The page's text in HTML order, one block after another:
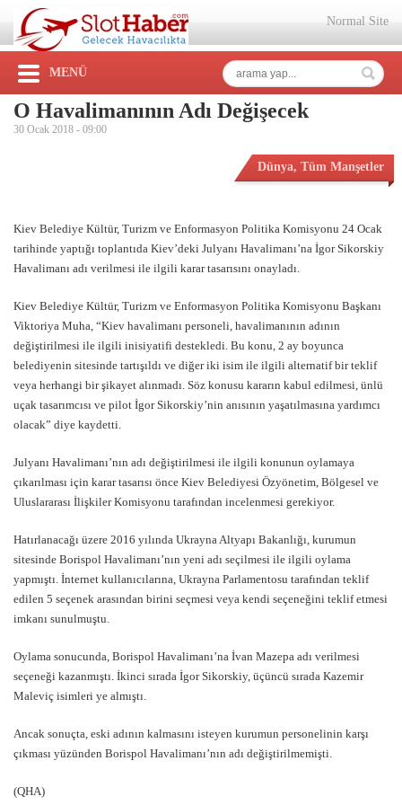
Normal Site
MENÜ
O Havalimanının Adı Değişecek
30 Ocak 2018 - 09:00
Dünya, Tüm Manşetler
Kiev Belediye Kültür, Turizm ve Enformasyon Politika Komisyonu 24 Ocak
tarihinde yaptığı toplantıda Kiev’deki Julyanı Havalimanı’na İgor Sikorskiy
Havalimanı adı verilmesi ile ilgili karar tasarısını onayladı.
Kiev Belediye Kültür, Turizm ve Enformasyon Politika Komisyonu Başkanı
Viktoriya Muha, “Kiev havalimanı personeli, havalimanının adının
değiştirilmesi ile ilgili inisiyatifi destekledi. Bu konu, 2 ay boyunca
belediyenin sitesinde tartışıldı ve diğer iki isim ile ilgili alternatif bir teklif
veya herhangi bir şikayet alınmadı. Söz konusu kararın kabul edilmesi, ünlü
uçak tasarımcısı ve pilot İgor Sikorskiy’nin anısının yaşatılmasına yardımcı
olacak” diye kaydetti.
Julyanı Havalimanı’nın adı değiştirilmesi ile ilgili konunun oylamaya
çıkarılması için karar tasarısı önce Kiev Belediyesi Özyönetim, Bölgesel ve
Uluslararası İlişkiler Komisyonu tarafından incelenmesi gerekiyor.
Hatırlanacağı üzere 2016 yılında Ukrayna Altyapı Bakanlığı, kurumun
sitesinde Borispol Havalimanı’nın yeni adı seçilmesi ile ilgili oylama
yapmıştı. İnternet kullanıcılarına, Ukrayna Parlamentosu tarafından teklif
edilen 5 seçenek arasından birini seçmesi veya kendi seçeneğini teklif etmesi
imkanı sunulmuştu.
Oylama sonucunda, Borispol Havalimanı’na İvan Mazepa adı verilmesi
seçeneği kazanmıştı. İkinci sırada İgor Sikorskiy, üçüncü sırada Kazemir
Maleviç isimleri ye almıştı.
Ancak sonuçta, eski adının kalmasını isteyen kurumun personelinin karşı
çıkması yüzünden Borispol Havalimanı’nın adı değiştirilmemişti.
(QHA)